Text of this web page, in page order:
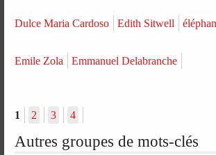
Dulce Maria Cardoso Edith Sitwell
Emile Zola Emmanuel Delabranche
1 2 3 4
Autres groupes de mots-clés